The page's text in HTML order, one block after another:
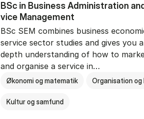
BSc in Busi­ness Ad­min­is­tra­tion
vice Man­age­ment
BSc SEM combines business
service sector studies and gives you
depth understanding of how to
and organise a service in…
Økonomi og matematik Organisation og
Kultur og samfund